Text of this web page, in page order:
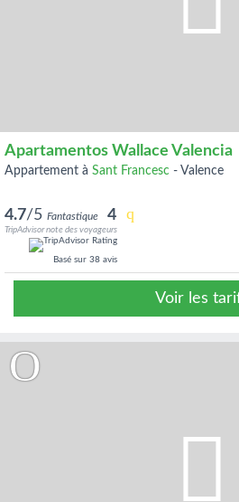
Apartamentos Wallace Valencia
appartement à Sant Francesc - Valence
4.7/5 Fantastique 4
TripAdvisor note des voyageurs
Basé sur 38 avis
Voir les